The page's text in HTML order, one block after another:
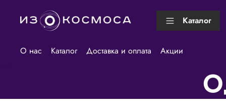
Каталог
О нас Каталог Доставка и оплата Акции